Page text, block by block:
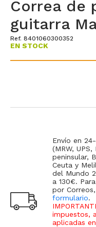
Correa de
guitarra
Ref. 8401060300352
EN STOCK
Envío en
(MRW,
peninsular,
Ceuta y
del Mundo
a 130€.
por
formulario.
impuestos,
aplicadas